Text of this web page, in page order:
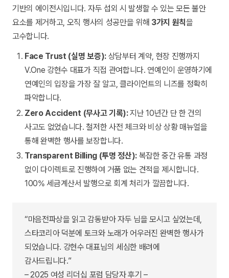
기반의 에이전시입니다. 자두 섭외 시 발생할 수 있는 모든 불안
요소를 제거하고, 오직 행사의 성공만을 위해 3가지 원칙을
고수합니다.
Face Trust (실명 보증):상담부터 계약, 현장 진행까지
V.One 강현수 대표가 직접 관여합니다. 연예인이 운영하기에
연예인의 입장을 가장 잘 알고, 클라이언트의 니즈를 정확히
파악합니다.
Zero Accident (무사고 기록):지난 10년간 단 한 건의
사고도 없었습니다. 철저한 사전 체크와 비상 상황 매뉴얼을
통해 완벽한 행사를 보장합니다.
Transparent Billing (투명 정산): 복잡한 중간 유통 과정
없이 다이렉트로 진행하여 거품 없는 견적을 제시합니다.
100% 세금계산서 발행으로 회계 처리가 깔끔합니다.
“마음전파상을 읽고 감동받아 자두 님을 모시고 싶었는데,
스타코리아 덕분에 토크와 노래가 어우러진 완벽한 행사가
되었습니다. 강현수 대표님의 세심한 배려에
감사드립니다.”
– 2025 여성 리더십 포럼 담당자 후기 –